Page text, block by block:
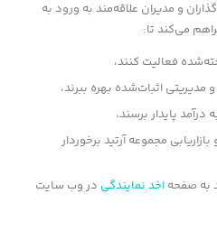
و مدیران علاقه‌مند به ورود به
می‌کند تا:
فعالیت کنند،
مدیریتی اثبات‌شده بهره ببرند،
پایدار برسند،
مجموعه‌ آرتید برخوردار
به صفحهاخد نمایندگی در وب سایت